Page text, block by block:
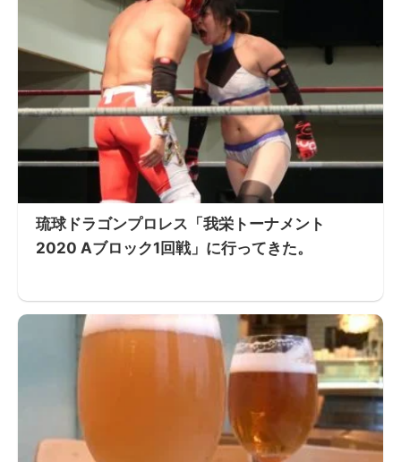
琉球ドラゴンプロレス「我栄トーナメント
2020 Aブロック1回戦」に行ってきた。